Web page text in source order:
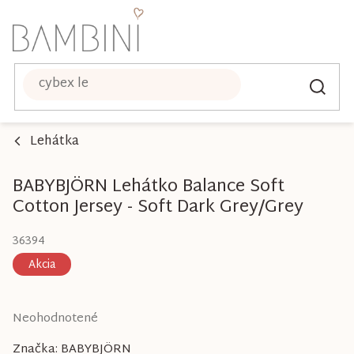
na
obsah
Lehátka
BABYBJÖRN Lehátko Balance Soft
Cotton Jersey - Soft Dark Grey/Grey
36394
Akcia
Priemerné
Neohodnotené
Značka: BABYBJÖRN